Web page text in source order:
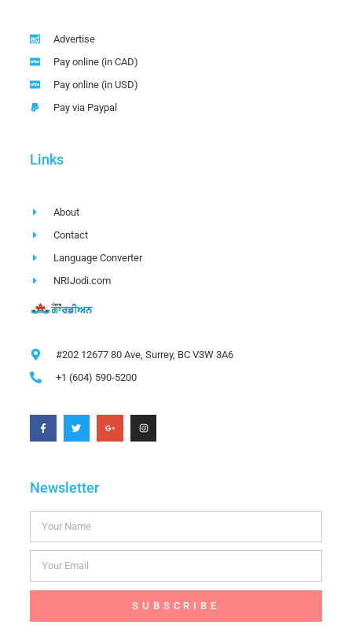
Advertise
Pay online (in CAD)
Pay online (in USD)
Pay via Paypal
Links
About
Contact
Language Converter
NRIJodi.com
#202 12677 80 Ave, Surrey, BC V3W 3A6
+1 (604) 590-5200
Newsletter
SUBSCRIBE